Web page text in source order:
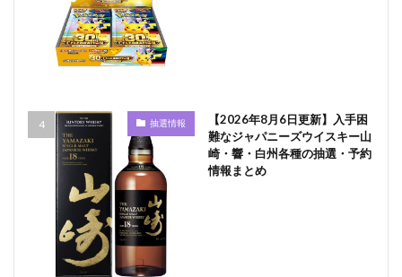
抽選情報
【2026年8月6日更新】入手困
難なジャパニーズウイスキー山
崎・響・白州各種の抽選・予約
情報まとめ